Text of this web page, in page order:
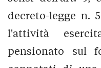
decreto-legge n.
l'attività
pensionato sul